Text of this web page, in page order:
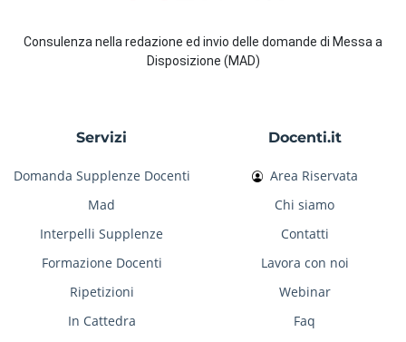
Consulenza nella redazione ed invio delle domande di Messa a
Disposizione (MAD)
Servizi
Domanda Supplenze Docenti
Mad
Interpelli Supplenze
Formazione Docenti
Ripetizioni
In Cattedra
Docenti.it
Area Riservata
Chi siamo
Contatti
Lavora con noi
Webinar
Faq